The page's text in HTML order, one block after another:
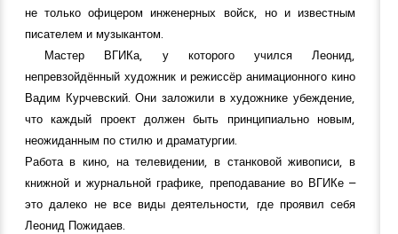
не только офицером инженерных войск, но и известным
писателем и музыкантом.
Мастер ВГИКа, у которого учился Леонид,
непревзойдённый художник и режиссёр анимационного кино
Вадим Курчевский. Они заложили в художнике убеждение,
что каждый проект должен быть принципиально новым,
неожиданным по стилю и драматургии.
Работа в кино, на телевидении, в станковой живописи, в
книжной и журнальной графике, преподавание во ВГИКе –
это далеко не все виды деятельности, где проявил себя
Леонид Пожидаев.